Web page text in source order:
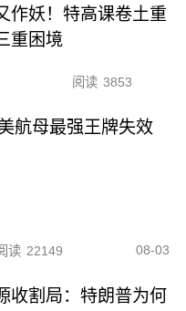
作妖！特高课卷土重
重困境
阅读 3853
航母最强王牌失效
读 22149 08-03
收割局：特朗普为何